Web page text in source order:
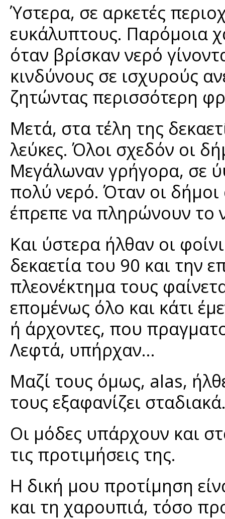
Ύστερα, σε αρκετές
ευκάλυπτους. Παρόμοια
όταν βρίσκαν νερό
κινδύνους σε ισχυρούς
ζητώντας περισσότερη
Μετά, στα τέλη της
λεύκες. Όλοι σχεδόν οι
Μεγάλωναν γρήγορα, σε
πολύ νερό. Όταν οι
έπρεπε να πληρώνουν το
Και ύστερα ήλθαν οι
δεκαετία του 90 και την
πλεονέκτημα τους
επομένως όλο και κάτι
ή άρχοντες, που
Λεφτά, υπήρχαν...
Μαζί τους όμως, alas,
τους εξαφανίζει
Οι μόδες υπάρχουν και
τις προτιμήσεις της.
Η δική μου προτίμηση
και τη χαρουπιά, τόσο